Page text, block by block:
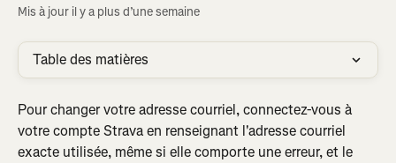
Mis à jour il y a plus d’une semaine
Table des matières
Pour changer votre adresse courriel, connectez-vous à
votre compte Strava en renseignant l'adresse courriel
exacte utilisée, même si elle comporte une erreur, et le